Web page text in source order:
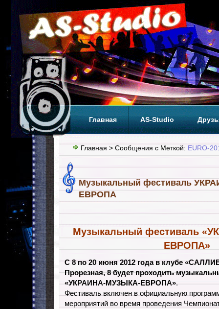
Главная AS-Studio
Теги ТОП
Главная > Сообщения с Меткой: EURO-
Музыкальный фестиваль
ЕВРОПА
Музыкальный фестиваль
ЕВРОПА»
С 8 по 20 июня 2012 года в клубе
Прорезная, 8 будет проходить
«УКРАИНА-МУЗЫКА-ЕВРОПА».
Фестиваль включен в официальную
мероприятий во время проведения